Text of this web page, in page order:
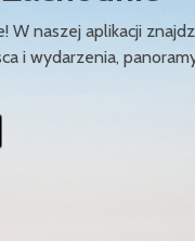
W naszej aplikacji
i wydarzenia,